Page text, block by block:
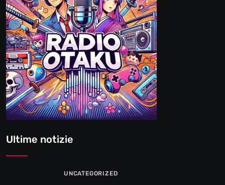
Ultime notizie
UNCATEGORIZED